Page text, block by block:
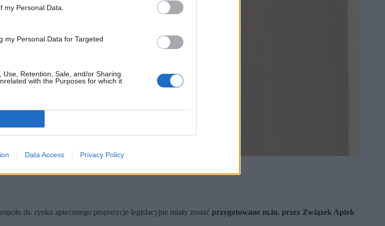
my Personal Data.
my Personal Data for Targeted
Retention, Sale, and/or Sharing
with the Purposes for which it
Data Access Privacy Policy
ds. rynku aptecznego propozycje legislacyjne miały zostać przygotowane m.in. przez Związek Aptek